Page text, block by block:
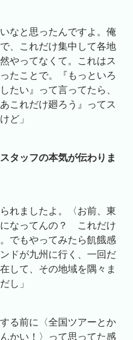
なと思ったんですよ。俺
、これだけ集中して各地
やってなくて。これはス
たことで。『もっといろ
たい』って言ってたら、
これだけ廻ろう』ってス
ど」
タッフの本気が伝わりま
れましたよ。〈お前、東
なってんの？ これだけ
でもやってみたら飢餓感
ドが九州に行く、一回だ
して、その地域を隅々ま
し」
る前に〈全国ツアーとか
かい！〉って思ってた感